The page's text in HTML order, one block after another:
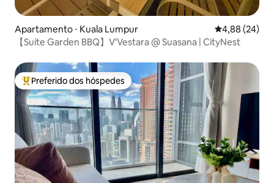
Apartamento ⋅ Kuala Lumpur 4,88 de uma
4,88 (24)
【Suíte Garden BBQ】V'Vestara @ Suasana | CityNest
Entre os melhores preferidos dos hóspedes
Preferido dos hóspedes